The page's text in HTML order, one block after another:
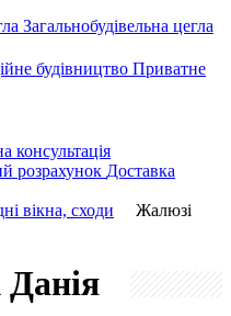
Загальнобудівельна цегла
будівництво Приватне
консультація
розрахунок Доставка
вікна, сходи
Жалюзі
Данія